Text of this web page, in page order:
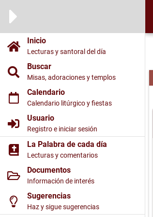
Inicio
Lecturas y santoral del día
Buscar
Misas, adoraciones y templos
Calendario
Calendario litúrgico y fiestas
Usuario
Registro e iniciar sesión
La Palabra de cada día
Lecturas y comentarios
Documentos
Información de interés
Sugerencias
Haz y sigue sugerencias